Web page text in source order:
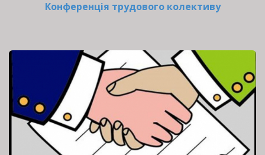
Конференція трудового колективу